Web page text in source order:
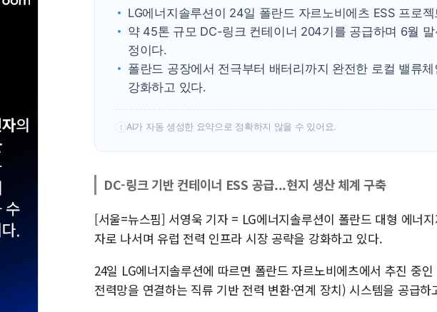
LG에너지솔루션이 24일 폴란드 자르노비에츠 ESS 프로
약 45톤 규모 DC-링크 컨테이너 204기를 공급하며 6월
정이다.
폴란드 공장에서 전극부터 배터리까지 완전한 로컬 밸류
강화하고 있다.
! AI가 자동 생성한 요약으로 정확하지 않을 수 있어요.
DC-링크 기반 컨테이너 ESS 공급...현지 생산 체계 구축
[서울=뉴스핌] 서영욱 기자 = LG에너지솔루션이 폴란드 대형 에너
자로 나서며 유럽 전력 인프라 시장 공략을 강화하고 있다.
24일 LG에너지솔루션에 따르면 폴란드 자르노비에츠에서 추진 중
전력망을 연결하는 직류 기반 전력 변환·연계 장치) 시스템을 공급하